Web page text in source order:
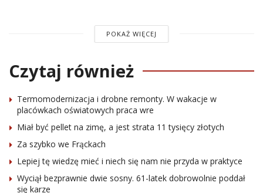
POKAŻ WIĘCEJ
Czytaj również
Termomodernizacja i drobne remonty. W wakacje w
placówkach oświatowych praca wre
Miał być pellet na zimę, a jest strata 11 tysięcy złotych
Za szybko we Frąckach
Lepiej tę wiedzę mieć i niech się nam nie przyda w praktyce
Wyciął bezprawnie dwie sosny. 61-latek dobrowolnie poddał
się karze